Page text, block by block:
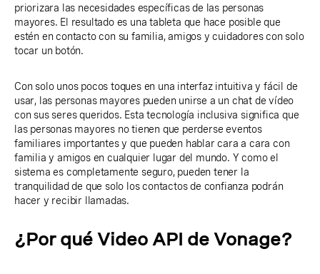
priorizara las necesidades específicas de las personas
mayores. El resultado es una tableta que hace posible que
estén en contacto con su familia, amigos y cuidadores con solo
tocar un botón.
Con solo unos pocos toques en una interfaz intuitiva y fácil de
usar, las personas mayores pueden unirse a un chat de vídeo
con sus seres queridos. Esta tecnología inclusiva significa que
las personas mayores no tienen que perderse eventos
familiares importantes y que pueden hablar cara a cara con
familia y amigos en cualquier lugar del mundo. Y como el
sistema es completamente seguro, pueden tener la
tranquilidad de que solo los contactos de confianza podrán
hacer y recibir llamadas.
¿Por qué Video API de Vonage?